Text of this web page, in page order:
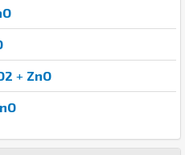
+ ZnO